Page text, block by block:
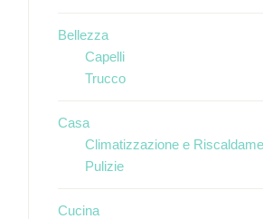
Bellezza
Capelli
Trucco
Casa
Climatizzazione e
Pulizie
Cucina